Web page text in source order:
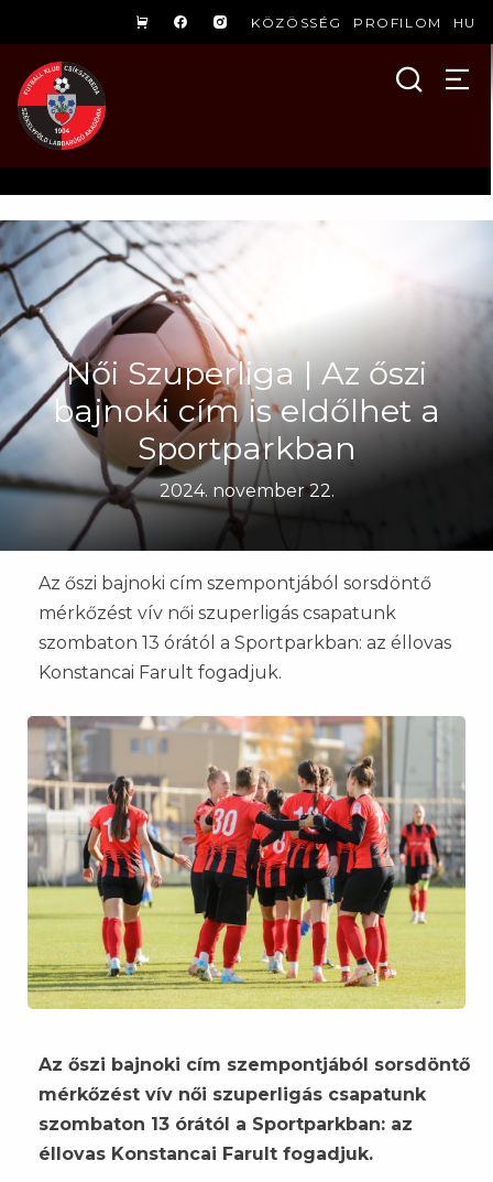
KÖZÖSSÉG PROFILOM HU
Női Szuperliga | Az őszi
bajnoki cím is eldőlhet a
Sportparkban
2024. november 22.
Az őszi bajnoki cím szempontjából sorsdöntő
mérkőzést vív női szuperligás csapatunk
szombaton 13 órától a Sportparkban: az éllovas
Konstancai Farult fogadjuk.
Az őszi bajnoki cím szempontjából sorsdöntő
mérkőzést vív női szuperligás csapatunk
szombaton 13 órától a Sportparkban: az
éllovas Konstancai Farult fogadjuk.